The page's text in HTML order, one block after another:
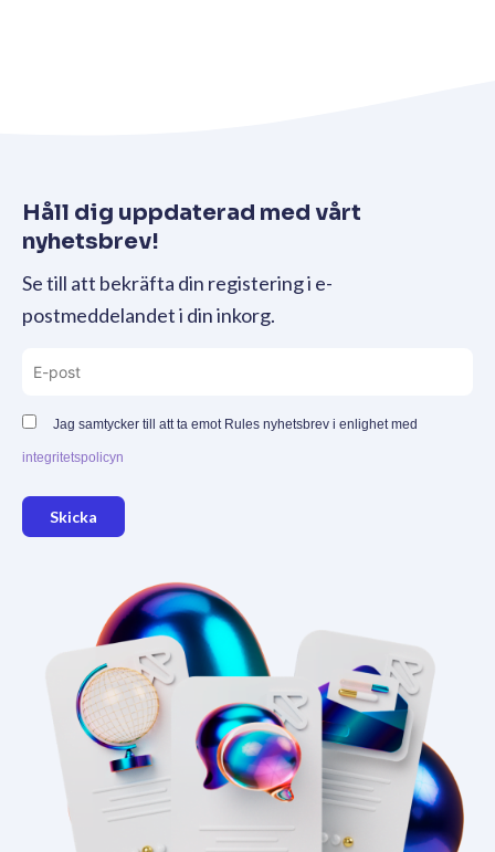
Håll dig uppdaterad med vårt
nyhetsbrev!
Se till att bekräfta din registering i e-
postmeddelandet i din inkorg.
Jag samtycker till att ta emot Rules nyhetsbrev i enlighet med
integritetspolicyn
Skicka